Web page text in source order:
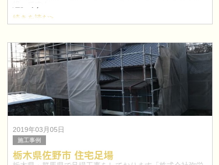
今回は、群馬県太田市にて県営住宅の足場工事を行いまし
太田市を中心に群馬県で鳶職人を目指したい方！求人特集
はこちらへ≫
続きを読む>
2019年03月05日
施工事例
栃木県佐野市 住宅足場